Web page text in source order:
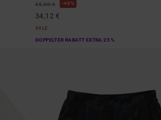
65,00 € 48%
34,12 €
SALE
DOPPELTER RABATT EXTRA 25 %